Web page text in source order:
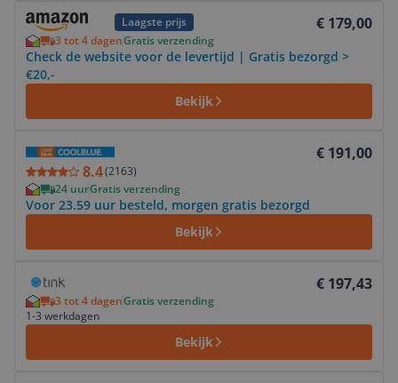
Laagste prijs € 179,00
3 tot 4 dagenGratis verzending
Check de website voor de levertijd | Gratis bezorgd >
€20,-
Bekijk
Bekijk product
8.4(2163)
€ 191,00
24 uurGratis verzending
Voor 23.59 uur besteld, morgen gratis bezorgd
Bekijk
€ 197,43
3 tot 4 dagenGratis verzending
1-3 werkdagen
Bekijk